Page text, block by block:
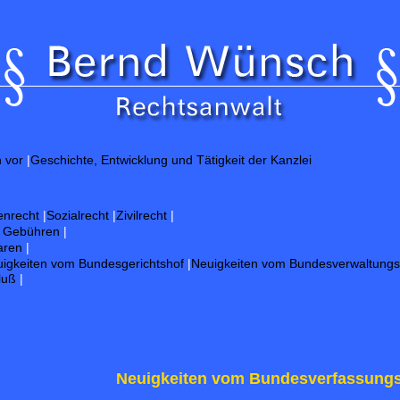
vor |Geschichte, Entwicklung und Tätigkeit der Kanzlei
|Sozialrecht |Zivilrecht |
|
|
vom Bundesgerichtshof |Neuigkeiten vom
|
Neuigkeiten vom